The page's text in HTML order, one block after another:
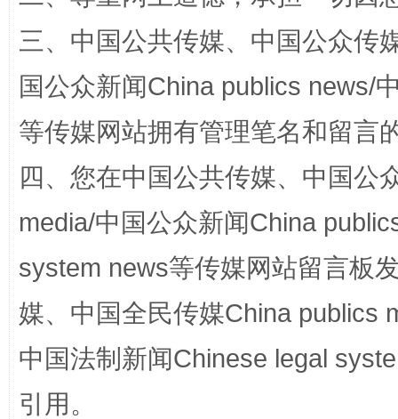
规模最大的光氢储一体化项目 走
镜头丨大暑三秋近 山西：
三、中国公共传媒、中国公众传
国公众新闻China publics news/
等传媒网站拥有管理笔名和留言
四、您在中国公共传媒、中国公
media/中国公众新闻China
system news等传媒网站留言板
媒、中国全民传媒China publics
中国法制新闻Chinese legal
引用。